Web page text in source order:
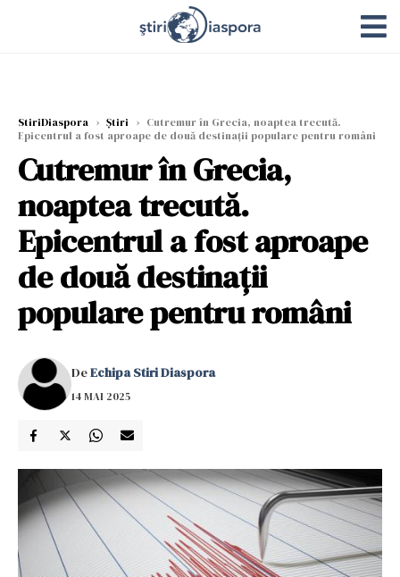
StiriDiaspora › Știri › Cutremur în Grecia, noaptea trecută.
Epicentrul a fost aproape de două destinații populare pentru români
Cutremur în Grecia,
noaptea trecută.
Epicentrul a fost aproape
de două destinații
populare pentru români
DeEchipa Stiri Diaspora
14 MAI 2025